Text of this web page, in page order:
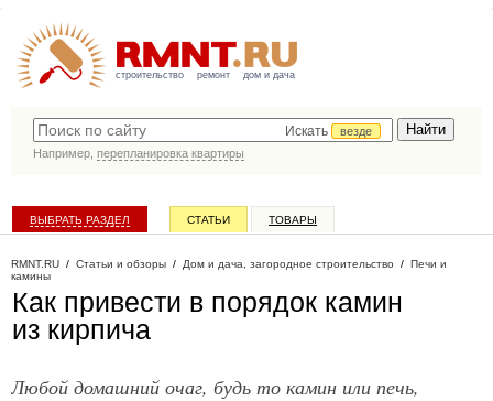
строительство ремонт дом и дача
Искать
везде
Например, перепланировка квартиры
ВЫБРАТЬ РАЗДЕЛ СТАТЬИ ТОВАРЫ
RMNT.RU / Статьи и обзоры / Дом и дача, загородное строительство / Печи и
камины
Как привести в порядок камин
из кирпича
Любой домашний очаг, будь то камин или печь,